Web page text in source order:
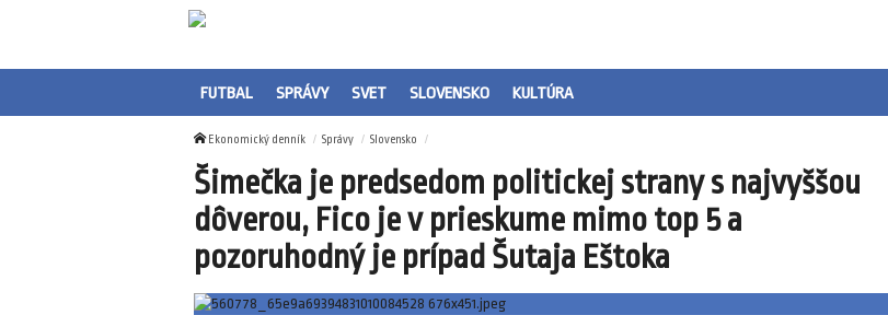
FUTBAL SPRÁVY SVET SLOVENSKO KULTÚRA
Ekonomický denník Správy Slovensko
Šimečka je predsedom politickej strany s najvyššou
dôverou, Fico je v prieskume mimo top 5 a
pozoruhodný je prípad Šutaja Eštoka